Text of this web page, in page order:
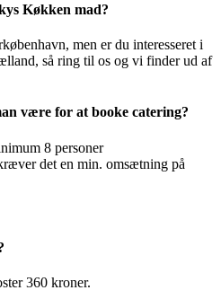
Køkken mad?
men er du interesseret i
så ring til os og vi finder ud af
være for at booke catering?
8 personer
det en min. omsætning på
360 kroner.